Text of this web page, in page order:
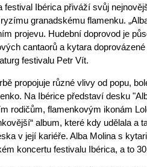
festival Ibérica přiváží svůj
granadskému flamenku.
projevu. Hudební doprovod je
cantaorů a kytara
festivalu Petr Vít.
propojuje různé vlivy od popu,
Na Ibérice představí desku
rodičům, flamenkovým ikonám
album, které kdy udělala a
v její kariéře. Alba Molina s
koncertu festivalu Ibérica, a to